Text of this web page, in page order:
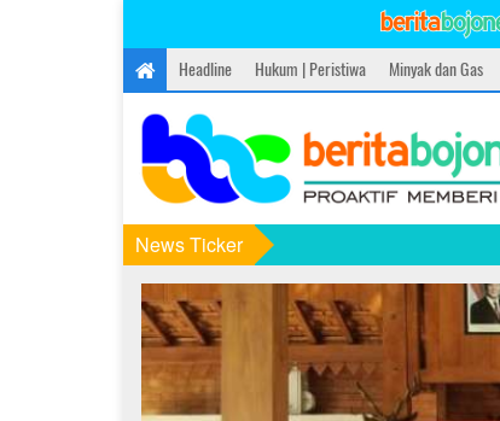
Headline Hukum | Peristiwa Minyak dan Gas
News Ticker